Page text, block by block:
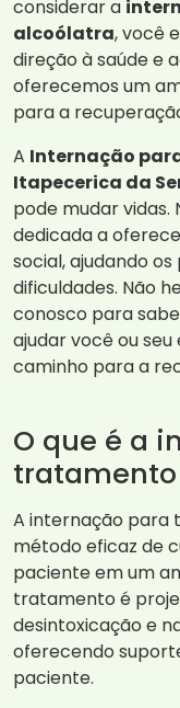
considerar a
alcoólatra, você
direção à saúde e
oferecemos um
para a
A Internação
Itapecerica da
pode mudar vidas.
dedicada a
social, ajudando
dificuldades. Não
conosco para
ajudar você ou
caminho para a
O que é a
A internação para
método eficaz de
paciente em um
tratamento é
desintoxicação e
oferecendo
paciente.